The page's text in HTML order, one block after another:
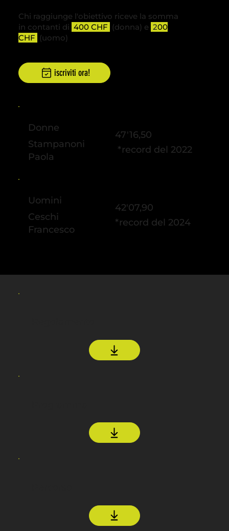
Chi raggiunge l'obiettivo riceve la somma
in contanti di 400 CHF (donna) e 200
CHF (uomo)
iscriviti ora!
Donne
Stampanoni
Paola
47'16,50
*record del 2022
Uomini
Ceschi
Francesco
42'07,90
*record del 2024